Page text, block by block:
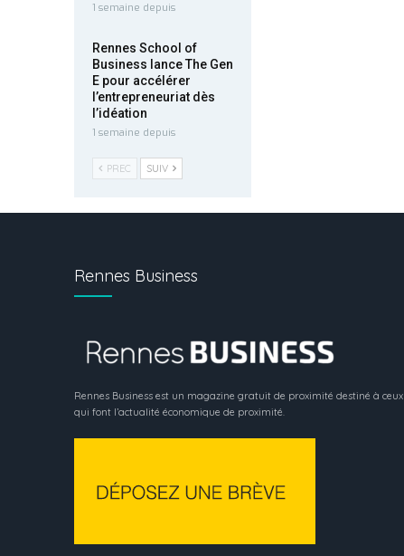
1 semaine depuis
Rennes School of
Business lance The Gen
E pour accélérer
l’entrepreneuriat dès
l’idéation
1 semaine depuis
PREC SUIV
Rennes Business
Rennes Business est un magazine gratuit de proximité destiné à ceux
qui font l’actualité économique de proximité.